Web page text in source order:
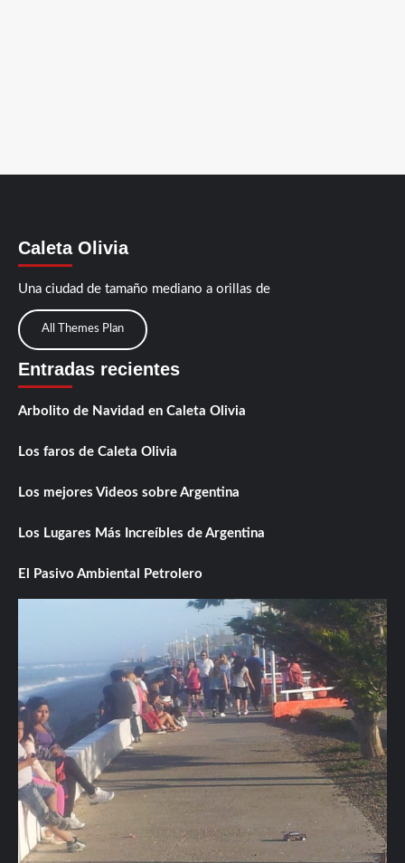
Caleta Olivia
Una ciudad de tamaño mediano a orillas de
All Themes Plan
Entradas recientes
Arbolito de Navidad en Caleta Olivia
Los faros de Caleta Olivia
Los mejores Videos sobre Argentina
Los Lugares Más Increíbles de Argentina
El Pasivo Ambiental Petrolero